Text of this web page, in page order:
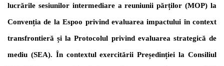
lucrările sesiunilor intermediare a reuniunii părților (MOP) la
Convenția de la Espoo privind evaluarea impactului în context
transfrontieră și la Protocolul privind evaluarea strategică de
mediu (SEA). În contextul exercitării Președinției la Consiliul